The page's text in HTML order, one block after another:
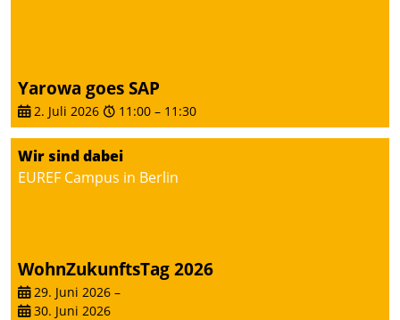
Yarowa goes SAP
2. Juli 2026 11:00 – 11:30
Wir sind dabei
EUREF Campus in Berlin
WohnZukunftsTag 2026
29. Juni 2026 –
30. Juni 2026